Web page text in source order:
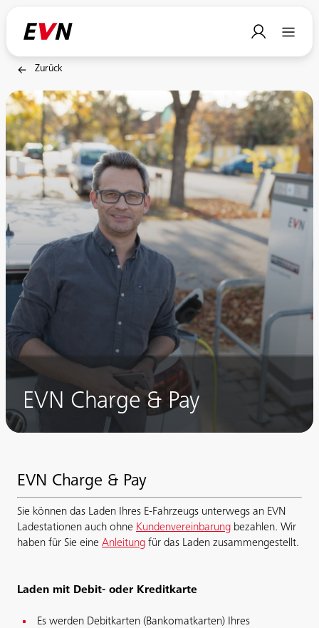
Zurück
EVN Charge & Pay
EVN Charge & Pay
Sie können das Laden Ihres E-Fahrzeugs unterwegs an EVN
Ladestationen auch ohne Kundenvereinbarung bezahlen. Wir
haben für Sie eine Anleitung für das Laden zusammengestellt.
Laden mit Debit- oder Kreditkarte
Es werden Debitkarten (Bankomatkarten) Ihres